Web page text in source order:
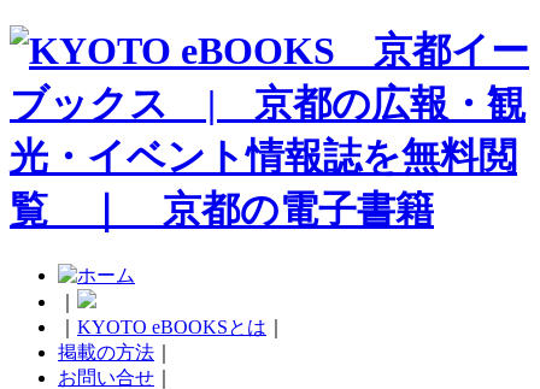
KYOTO eBOOKSとは
掲載の方法
お問い合せ